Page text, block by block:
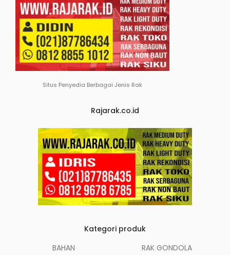
Situs Penyedia Berbagai Jenis Rak
Rajarak.co.id
Kategori produk
BAHAN
RAK GONDOLA